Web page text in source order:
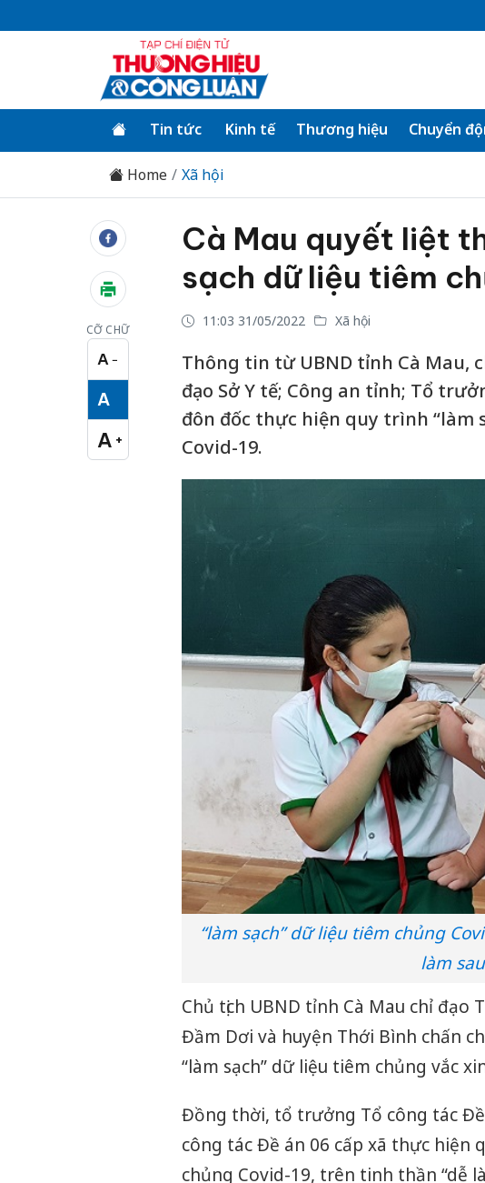
Tin tức Kinh tế Thương hiệu Chuyển
Home Xã hội
CỠ CHỮ
A −
Cỡ chữ nhỏ
A
Cỡ chữ vừa
A +
Cỡ chữ lớn
Cà Mau quyết liệt
sạch dữ liệu tiêm
11:03 31/05/2022 Xã hội
Thông tin từ UBND tỉnh Cà Mau,
đạo Sở Y tế; Công an tỉnh; Tổ
đôn đốc thực hiện quy trình “làm
Covid-19.
“làm sạch” dữ liệu tiêm chủng
làm
Chủ tịch UBND tỉnh Cà Mau chỉ
Đầm Dơi và huyện Thới Bình chấn
“làm sạch” dữ liệu tiêm chủng vắc
Đồng thời, tổ trưởng Tổ công tác
công tác Đề án 06 cấp xã thực hiện
chủng Covid-19, trên tinh thần “dễ